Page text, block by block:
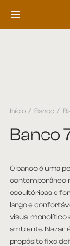
Início / Banco /
Banco
O banco é uma
contemporâneo
escultóricas e
largo e
visual monolítico
ambiente. Nazar
propósito fixo